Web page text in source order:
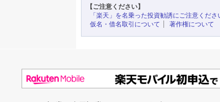
【ご注意ください】
「楽天」を名乗った投資勧誘にご注意くださ
仮名・借名取引について
著作権について